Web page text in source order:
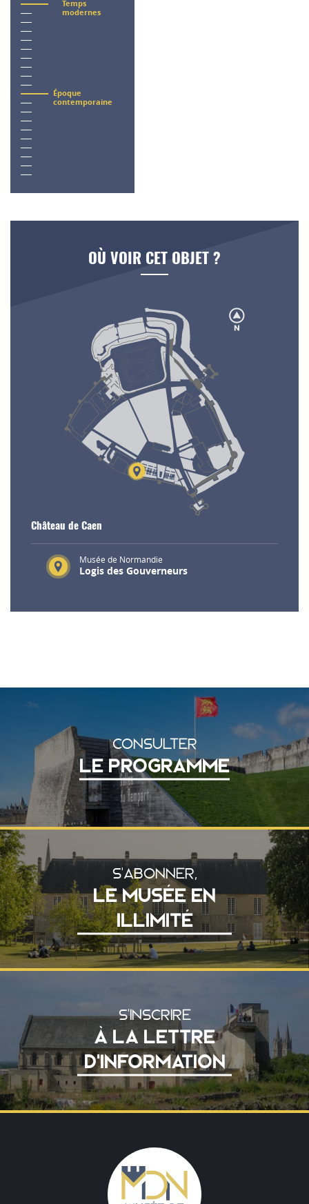
Temps
modernes
Époque
contemporaine
OÙ VOIR CET OBJET ?
Château de Caen
Musée de Normandie
Logis des Gouverneurs
CONSULTER
LE PROGRAMME
S'ABONNER,
LE MUSÉE EN
ILLIMITÉ
S'INSCRIRE
À LA LETTRE
D'INFORMATION